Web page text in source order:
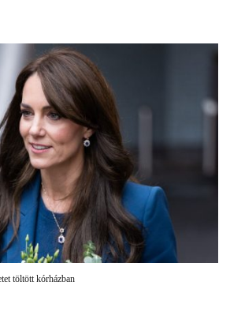
töltött kórházban